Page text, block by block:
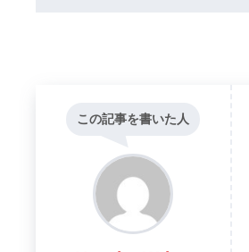
この記事を書いた人